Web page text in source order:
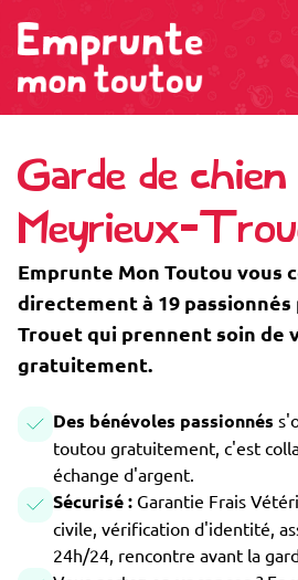
Garde de chien
Meyrieux-
Emprunte Mon Toutou vous
directement à 19
Trouet qui prennent soin de
gratuitement.
Des bénévoles passionnés
toutou gratuitement, c'est
échange d'argent.
Sécurisé : Garantie Frais
civile, vérification d'identité,
24h/24, rencontre avant la